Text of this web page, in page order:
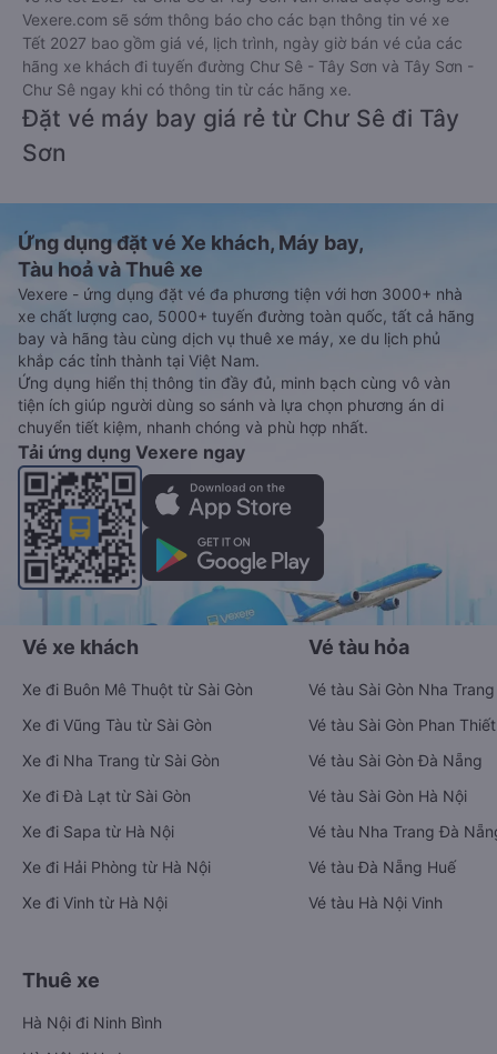
Vexere.com sẽ sớm thông báo cho các bạn thông tin vé xe
Tết 2027 bao gồm giá vé, lịch trình, ngày giờ bán vé của các
hãng xe khách đi tuyến đường Chư Sê - Tây Sơn và Tây Sơn -
Chư Sê ngay khi có thông tin từ các hãng xe.
Đặt vé máy bay giá rẻ từ Chư Sê đi Tây
Sơn
Ứng dụng đặt vé Xe khách, Máy bay,
Tàu hoả và Thuê xe
Vexere - ứng dụng đặt vé đa phương tiện với hơn 3000+ nhà
xe chất lượng cao, 5000+ tuyến đường toàn quốc, tất cả hãng
bay và hãng tàu cùng dịch vụ thuê xe máy, xe du lịch phủ
khắp các tỉnh thành tại Việt Nam.
Ứng dụng hiển thị thông tin đầy đủ, minh bạch cùng vô vàn
tiện ích giúp người dùng so sánh và lựa chọn phương án di
chuyển tiết kiệm, nhanh chóng và phù hợp nhất.
Tải ứng dụng Vexere ngay
Vé xe khách
Xe đi Buôn Mê Thuột từ Sài Gòn
Xe đi Vũng Tàu từ Sài Gòn
Xe đi Nha Trang từ Sài Gòn
Xe đi Đà Lạt từ Sài Gòn
Xe đi Sapa từ Hà Nội
Xe đi Hải Phòng từ Hà Nội
Xe đi Vinh từ Hà Nội
Vé tàu hỏa
Vé tàu Sài Gòn Nha Trang
Vé tàu Sài Gòn Phan Thiết
Vé tàu Sài Gòn Đà Nẵng
Vé tàu Sài Gòn Hà Nội
Vé tàu Nha Trang Đà
Vé tàu Đà Nẵng Huế
Vé tàu Hà Nội Vinh
Thuê xe
Hà Nội đi Ninh Bình